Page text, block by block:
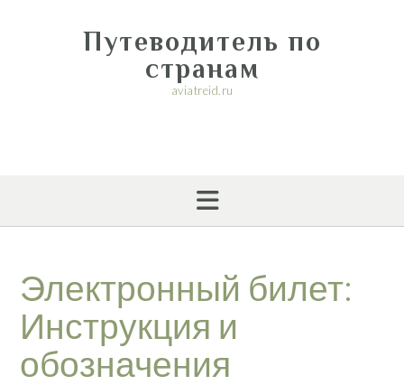
Путеводитель по
странам
aviatreid.ru
Электронный билет:
Инструкция и
обозначения